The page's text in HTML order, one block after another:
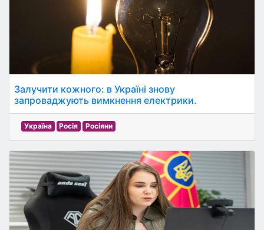
Залучити кожного: в Україні знову
запроваджують вимкнення електрики.
Україна Росія Росіяни